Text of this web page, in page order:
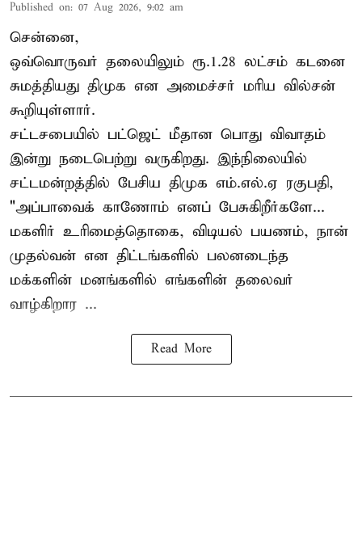
Published on: 07 Aug 2026, 9:02 am
சென்னை,
ஒவ்வொருவர் தலையிலும் ரூ.1.28 லட்சம் கடனை
சுமத்தியது திமுக என அமைச்சர் மரிய வில்சன்
கூறியுள்ளார்.
சட்டசபையில் பட்ஜெட் மீதான பொது விவாதம்
இன்று நடைபெற்று வருகிறது. இந்நிலையில்
சட்டமன்றத்தில் பேசிய திமுக எம்.எல்.ஏ ரகுபதி,
"அப்பாவைக் காணோம் எனப் பேசுகிறீர்களே...
மகளிர் உரிமைத்தொகை, விடியல் பயணம், நான்
முதல்வன் என திட்டங்களில் பலனடைந்த
மக்களின் மனங்களில் எங்களின் தலைவர்
வாழ்கிறார ...
Read More